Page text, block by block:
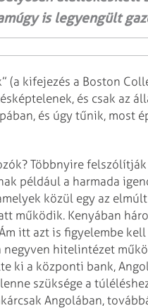
is legyengült
(a kifejezés a Boston
és csak az
és úgy tűnik, most
Többnyire
például a harmada
közül egy az
működik. Kenyában
itt azt is figyelembe
negyven hitelintézet
ki a központi bank,
szüksége a
Angolában,